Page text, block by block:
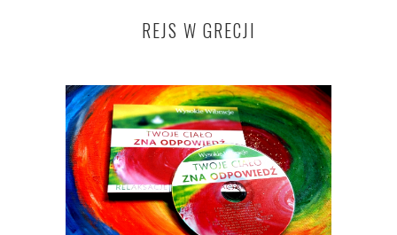
REJS W GRECJI